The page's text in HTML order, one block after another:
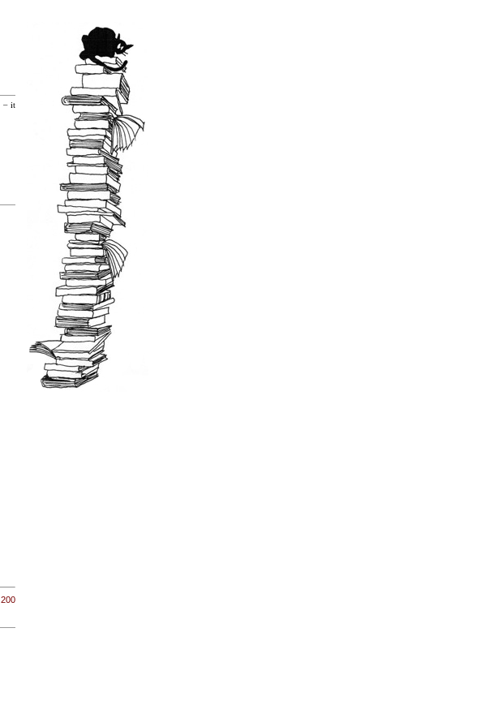
– it
200